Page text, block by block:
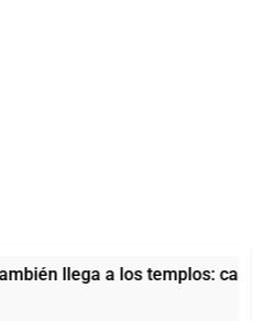
llega a los templos: casi